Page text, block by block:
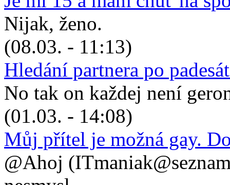
Nijak, ženo.
(08.03. - 11:13)
Hledání partnera po
No tak on každej není
(01.03. - 14:08)
Můj přítel je možná gay.
@Ahoj